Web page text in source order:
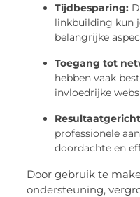
Tijdbesparing:
linkbuilding kun
belangrijke
Toegang tot
hebben vaak
invloedrijke
professionele
doordachte en
Door gebruik te
ondersteuning,